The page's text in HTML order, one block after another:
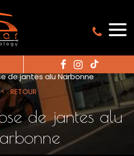
et pose de jantes alu
de jantes alu Narbonne
RETOUR
de jantes alu